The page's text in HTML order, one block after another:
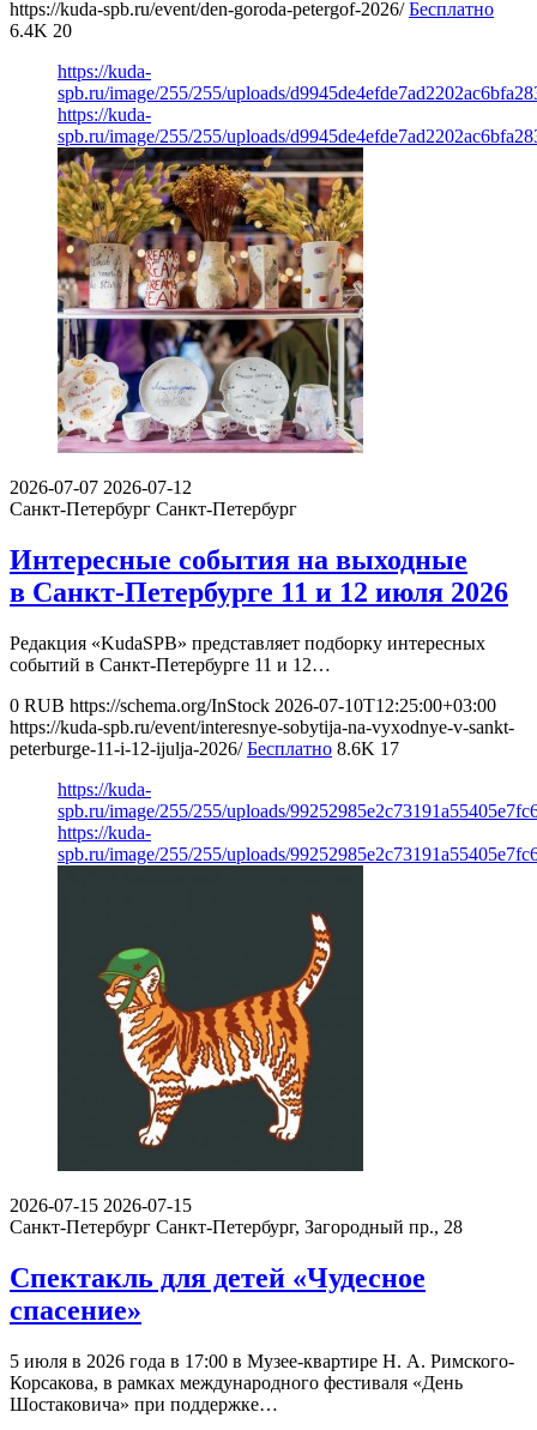
https://kuda-spb.ru/event/den-goroda-petergof-2026/ Бесплатно
6.4K 20
https://kuda-
spb.ru/image/255/255/uploads/
https://kuda-
spb.ru/image/255/255/uploads/
2026-07-07 2026-07-12
Санкт-Петербург Санкт-Петербург
Интересные события на выходные
в Санкт-Петербурге 11 и 12 июля 2026
Редакция «KudaSPB» представляет подборку интересных
событий в Санкт-Петербурге 11 и 12…
0 RUB https://schema.org/InStock 2026-07-10T12:25:00+03:00
https://kuda-spb.ru/event/interesnye-sobytija-na-vyxodnye-v-sankt-
peterburge-11-i-12-ijulja-2026/ Бесплатно 8.6K 17
https://kuda-
spb.ru/image/255/255/uploads/
https://kuda-
spb.ru/image/255/255/uploads/
2026-07-15 2026-07-15
Санкт-Петербург Санкт-Петербург, Загородный пр., 28
Спектакль для детей «Чудесное
спасение»
5 июля в 2026 года в 17:00 в Музее-квартире Н. А. Римского-
Корсакова, в рамках международного фестиваля «День
Шостаковича» при поддержке…